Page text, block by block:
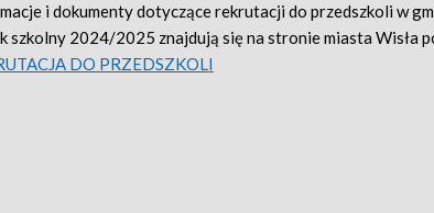
i dokumenty dotyczące rekrutacji do przedszkoli w
szkolny 2024/2025 znajdują się na stronie miasta Wisła
DO PRZEDSZKOLI